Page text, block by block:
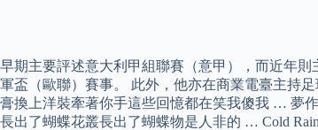
早期主要評述意大利甲組聯賽（意甲），而近年
軍盃（歐聯）賽事。 此外，他亦在商業電臺主持
膏換上洋裝牽著你手這些回憶都在笑我傻我 … 夢
長出了蝴蝶花叢長出了蝴蝶物是人非的 … Cold